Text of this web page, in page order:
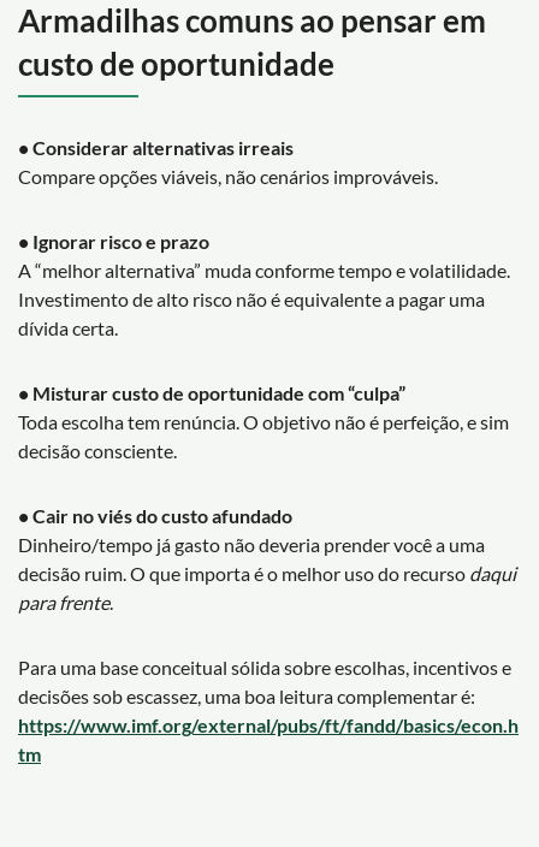
Armadilhas comuns ao pensar em
custo de oportunidade
• Considerar alternativas irreais
Compare opções viáveis, não cenários improváveis.
• Ignorar risco e prazo
A “melhor alternativa” muda conforme tempo e volatilidade.
Investimento de alto risco não é equivalente a pagar uma
dívida certa.
• Misturar custo de oportunidade com “culpa”
Toda escolha tem renúncia. O objetivo não é perfeição, e sim
decisão consciente.
• Cair no viés do custo afundado
Dinheiro/tempo já gasto não deveria prender você a uma
decisão ruim. O que importa é o melhor uso do recurso daqui
para frente.
Para uma base conceitual sólida sobre escolhas, incentivos e
decisões sob escassez, uma boa leitura complementar é:
https://www.imf.org/external/pubs/ft/fandd/basics/econ.h
tm